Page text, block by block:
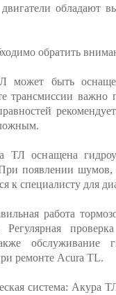
обладают
обратить
может быть
трансмиссии важно
ТЛ оснащена
появлении
к специалисту для
работа
Регулярная
обслуживание
ремонте Acura TL.
система: Акура